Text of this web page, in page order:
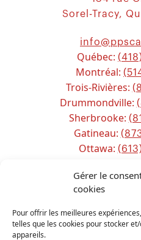
Gérer le
cookies
Pour offrir les meilleures
telles que les cookies pour stocker
appareils.
Sorel-Tracy,
Québec:
Montréal:
Trois-Rivières:
Drummondville:
Sherbrooke:
Gatineau:
Ottawa: